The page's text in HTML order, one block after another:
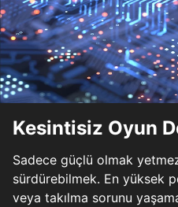
Kesintisiz Oyun
Sadece güçlü olmak
sürdürebilmek. En yüksek
veya takılma sorunu